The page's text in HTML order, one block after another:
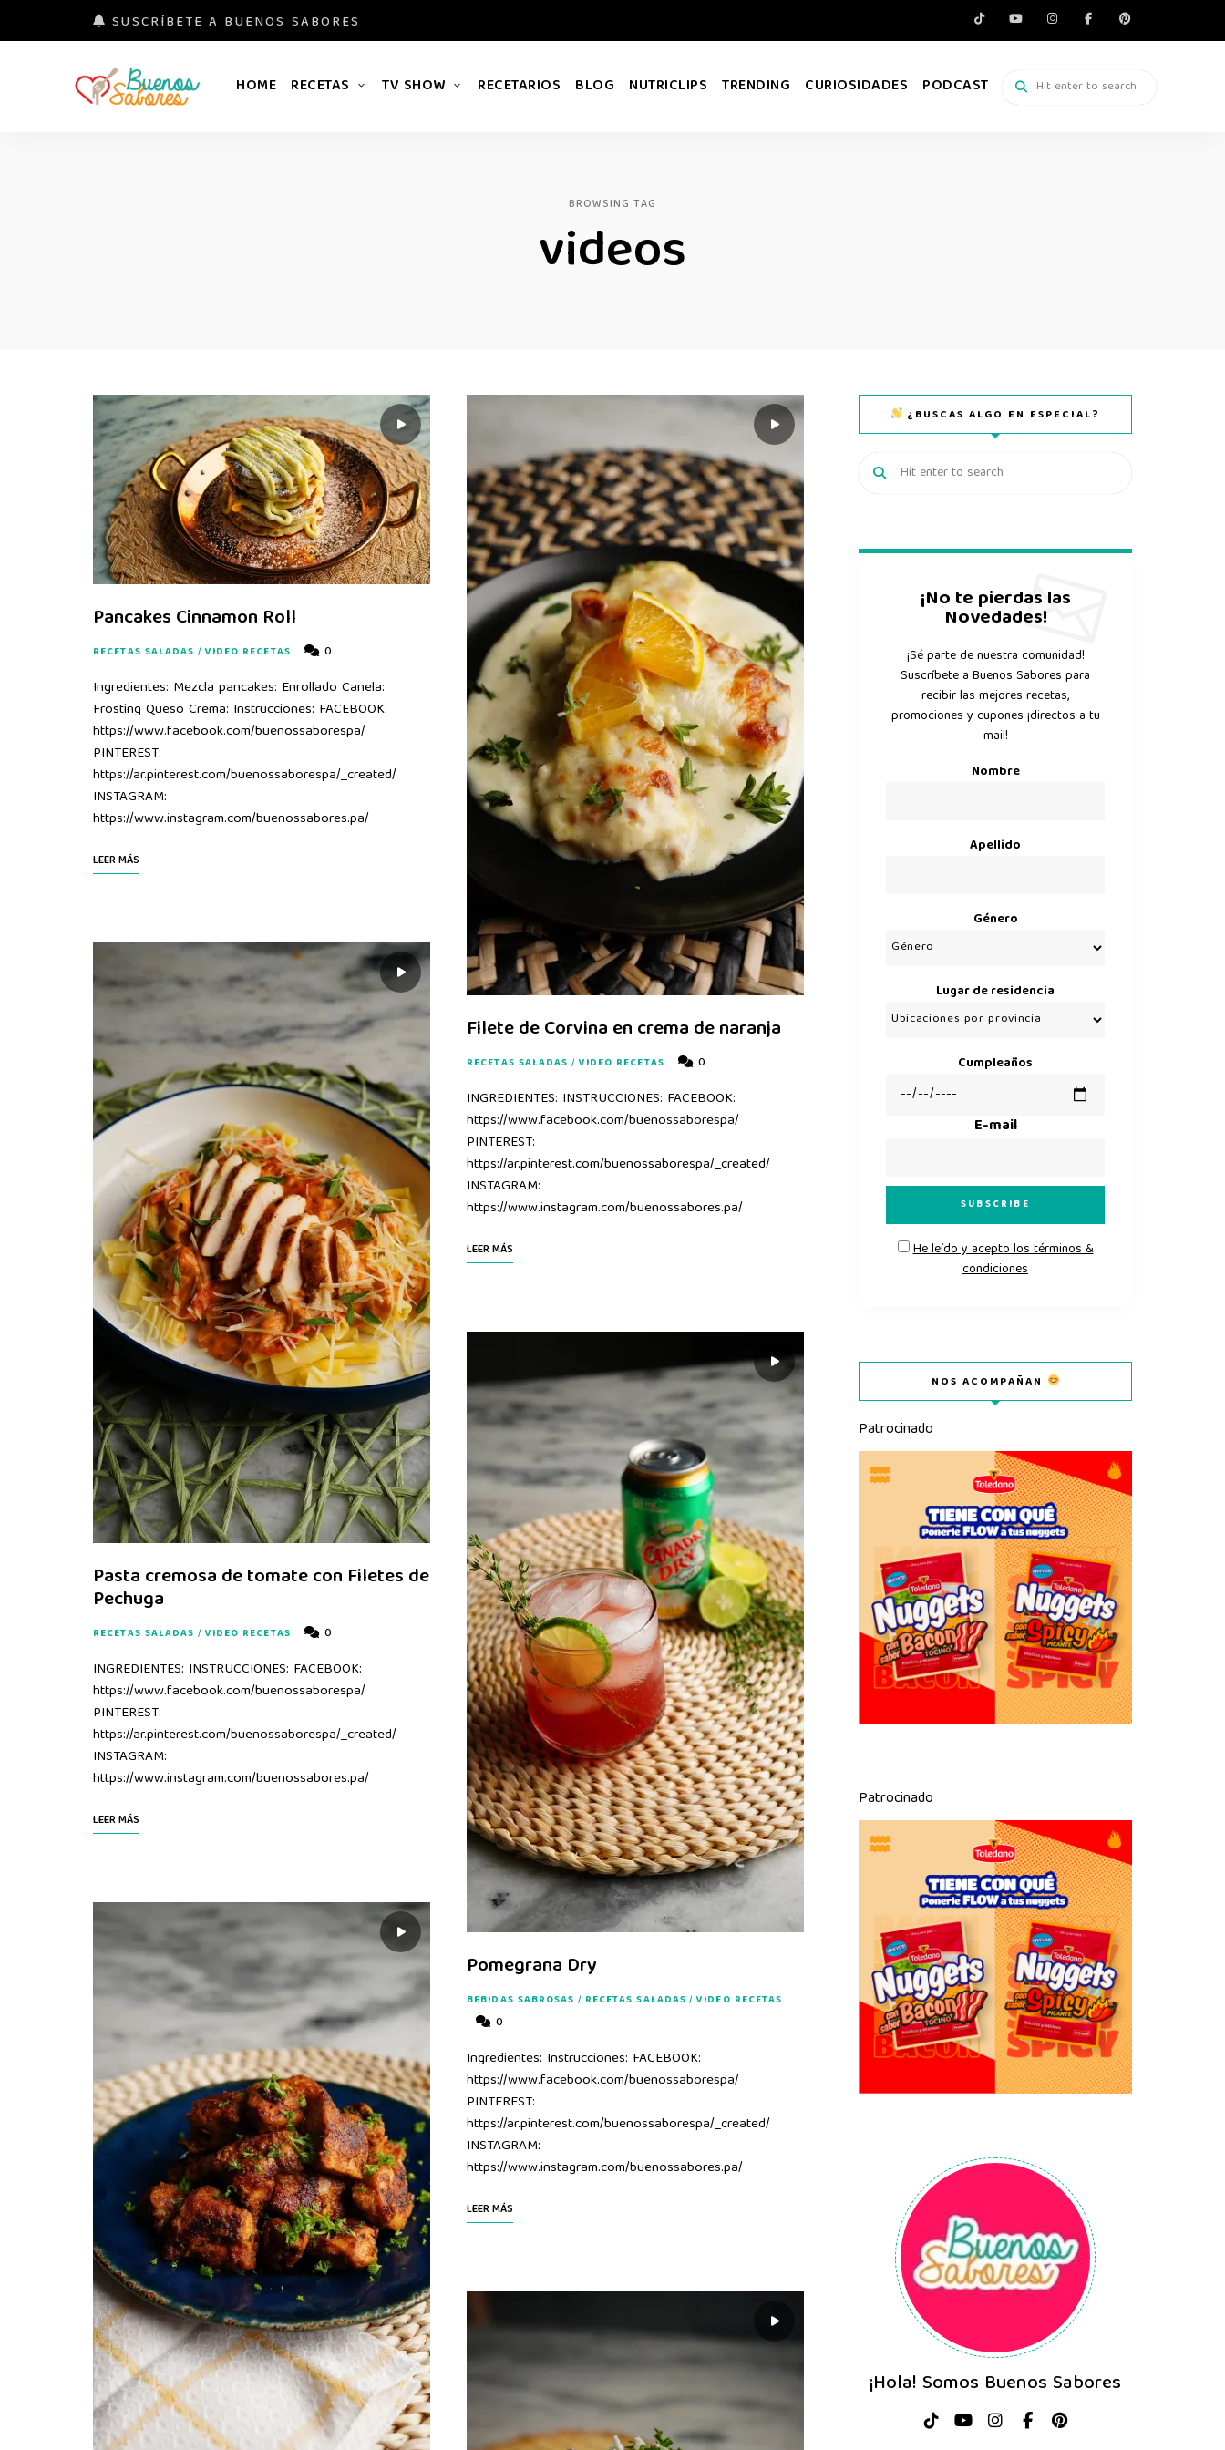
SUSCRÍBETE A BUENOS SABORES
HOME RECETAS TV SHOW RECETARIOS BLOG NUTRICLIPS TRENDING CURIOSIDADES PODCAST
BROWSING TAG
videos
Pancakes Cinnamon Roll
RECETAS SALADAS /VIDEO RECETAS 0
Ingredientes: Mezcla pancakes: Enrollado Canela:
Frosting Queso Crema: Instrucciones: FACEBOOK:
https://www.facebook.com/buenossaborespa/
PINTEREST:
https://ar.pinterest.com/buenossaborespa/_created/
INSTAGRAM:
https://www.instagram.com/buenossabores.pa/
LEER MÁS
Pasta cremosa de tomate con Filetes de
Pechuga
RECETAS SALADAS /VIDEO RECETAS 0
INGREDIENTES: INSTRUCCIONES: FACEBOOK:
https://www.facebook.com/buenossaborespa/
PINTEREST:
https://ar.pinterest.com/buenossaborespa/_created/
INSTAGRAM:
https://www.instagram.com/buenossabores.pa/
LEER MÁS
Filete de Corvina en crema de naranja
RECETAS SALADAS /VIDEO RECETAS 0
INGREDIENTES: INSTRUCCIONES: FACEBOOK:
https://www.facebook.com/buenossaborespa/
PINTEREST:
https://ar.pinterest.com/buenossaborespa/_created/
INSTAGRAM:
https://www.instagram.com/buenossabores.pa/
LEER MÁS
Pomegrana Dry
BEBIDAS SABROSAS / RECETAS SALADAS / VIDEO RECETAS
0
Ingredientes: Instrucciones: FACEBOOK:
https://www.facebook.com/buenossaborespa/
PINTEREST:
https://ar.pinterest.com/buenossaborespa/_created/
INSTAGRAM:
https://www.instagram.com/buenossabores.pa/
LEER MÁS
¿BUSCAS ALGO EN ESPECIAL?
¡No te pierdas las
Novedades!
¡Sé parte de nuestra comunidad!
Suscríbete a Buenos Sabores para
recibir las mejores recetas,
promociones y cupones ¡directos a tu
mail!
Nombre
Apellido
Género
Lugar de residencia
Cumpleaños
E-mail
He leído y acepto los términos &
condiciones
NOS ACOMPAÑAN
Patrocinado
Patrocinado
¡Hola! Somos Buenos Sabores